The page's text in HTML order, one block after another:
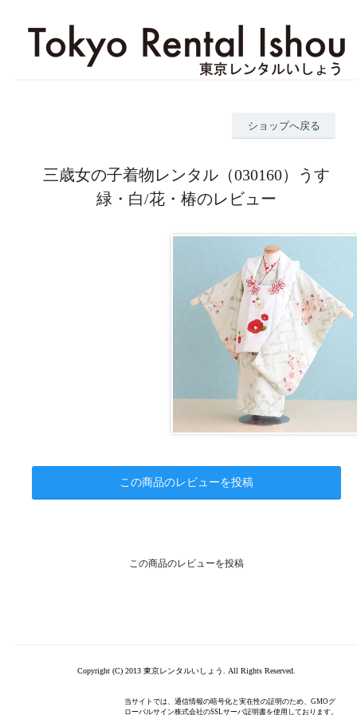
ショップへ戻る
三歳女の子着物レンタル（030160）うす
緑・白/花・椿のレビュー
この商品のレビューを投稿
この商品のレビューを投稿
Copyright (C) 2013 東京レンタルいしょう. All Rights Reserved.
当サイトでは、通信情報の暗号化と実在性の証明のため、GMOグ
ローバルサイン株式会社のSSLサーバ証明書を使用しております。